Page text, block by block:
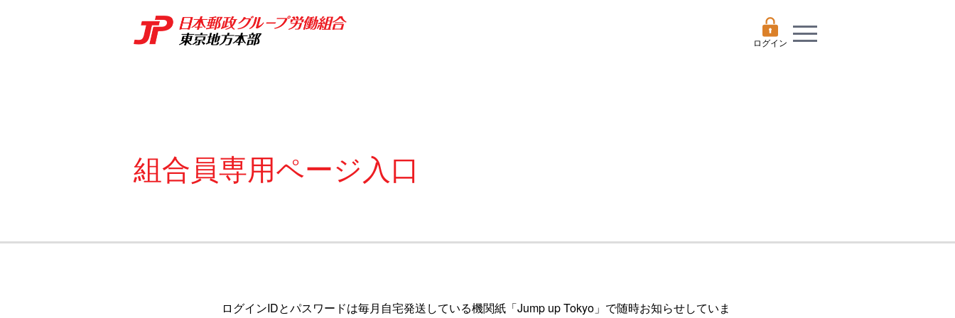
ログイン
組合員専用ページ入口
ログインIDとパスワードは毎月自宅発送している機関紙「Jump up Tokyo」で随時お知らせしていま